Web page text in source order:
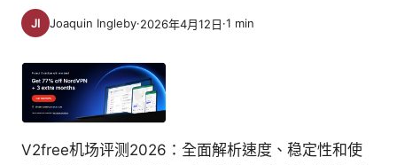
Joaquin Ingleby·2026年4月12日·1 min
V2free机场评测2026：全面解析速度、稳定性和使